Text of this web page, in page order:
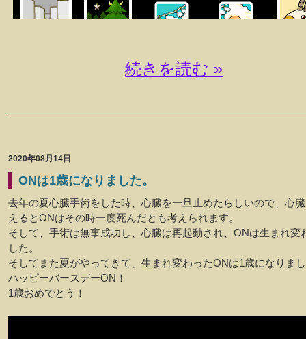
続きを読む »
2020年08月14日
ONは1歳になりました。
去年の夏心臓手術をした時、心臓を一旦止めたらしいので、心
えるとONはその時一度死んだとも考えられます。
そして、手術は無事成功し、心臓は再起動され、ONは生まれ変
した。
そしてまた夏がやってきて、生まれ変わったONは1歳になりま
ハッピーバースデーON！
1歳おめでとう！